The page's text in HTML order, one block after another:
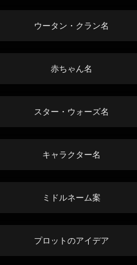
ウータン・クラン名
赤ちゃん名
スター・ウォーズ名
キャラクター名
ミドルネーム案
プロットのアイデア